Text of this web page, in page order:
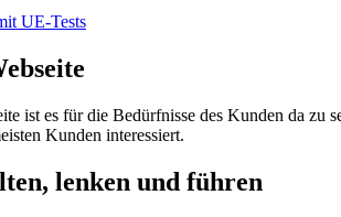
UE-Tests
ist es für die Bedürfnisse des Kunden da
Kunden interessiert.
lenken und führen